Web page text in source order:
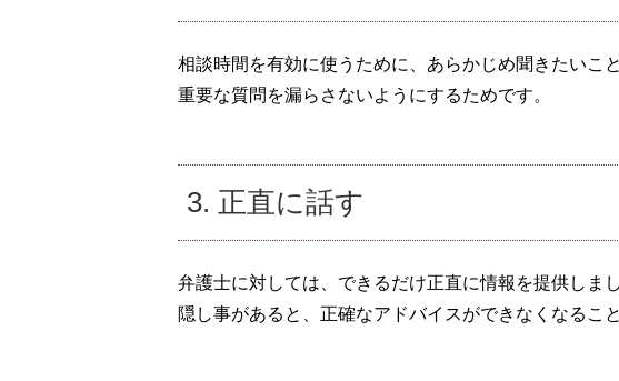
相談時間を有効に使うために、あらかじめ聞きたいこ
重要な質問を漏らさないようにするためです。
3. 正直に話す
弁護士に対しては、できるだけ正直に情報を提供しまし
隠し事があると、正確なアドバイスができなくなるこ